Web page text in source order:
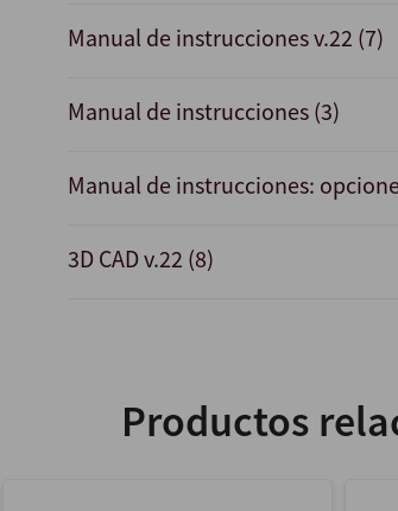
Manual de instrucciones v.22 (7)
Manual de instrucciones (3)
Manual de instrucciones:
3D CAD v.22 (8)
Productos